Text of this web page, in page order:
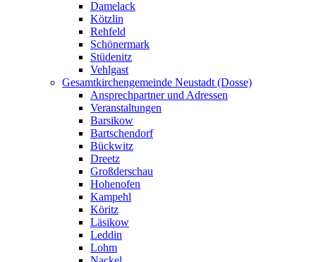
Damelack
Kötzlin
Rehfeld
Schönermark
Stüdenitz
Vehlgast
Gesamtkirchengemeinde Neustadt (Dosse)
Ansprechpartner und Adressen
Veranstaltungen
Barsikow
Bartschendorf
Bückwitz
Dreetz
Großderschau
Hohenofen
Kampehl
Köritz
Läsikow
Leddin
Lohm